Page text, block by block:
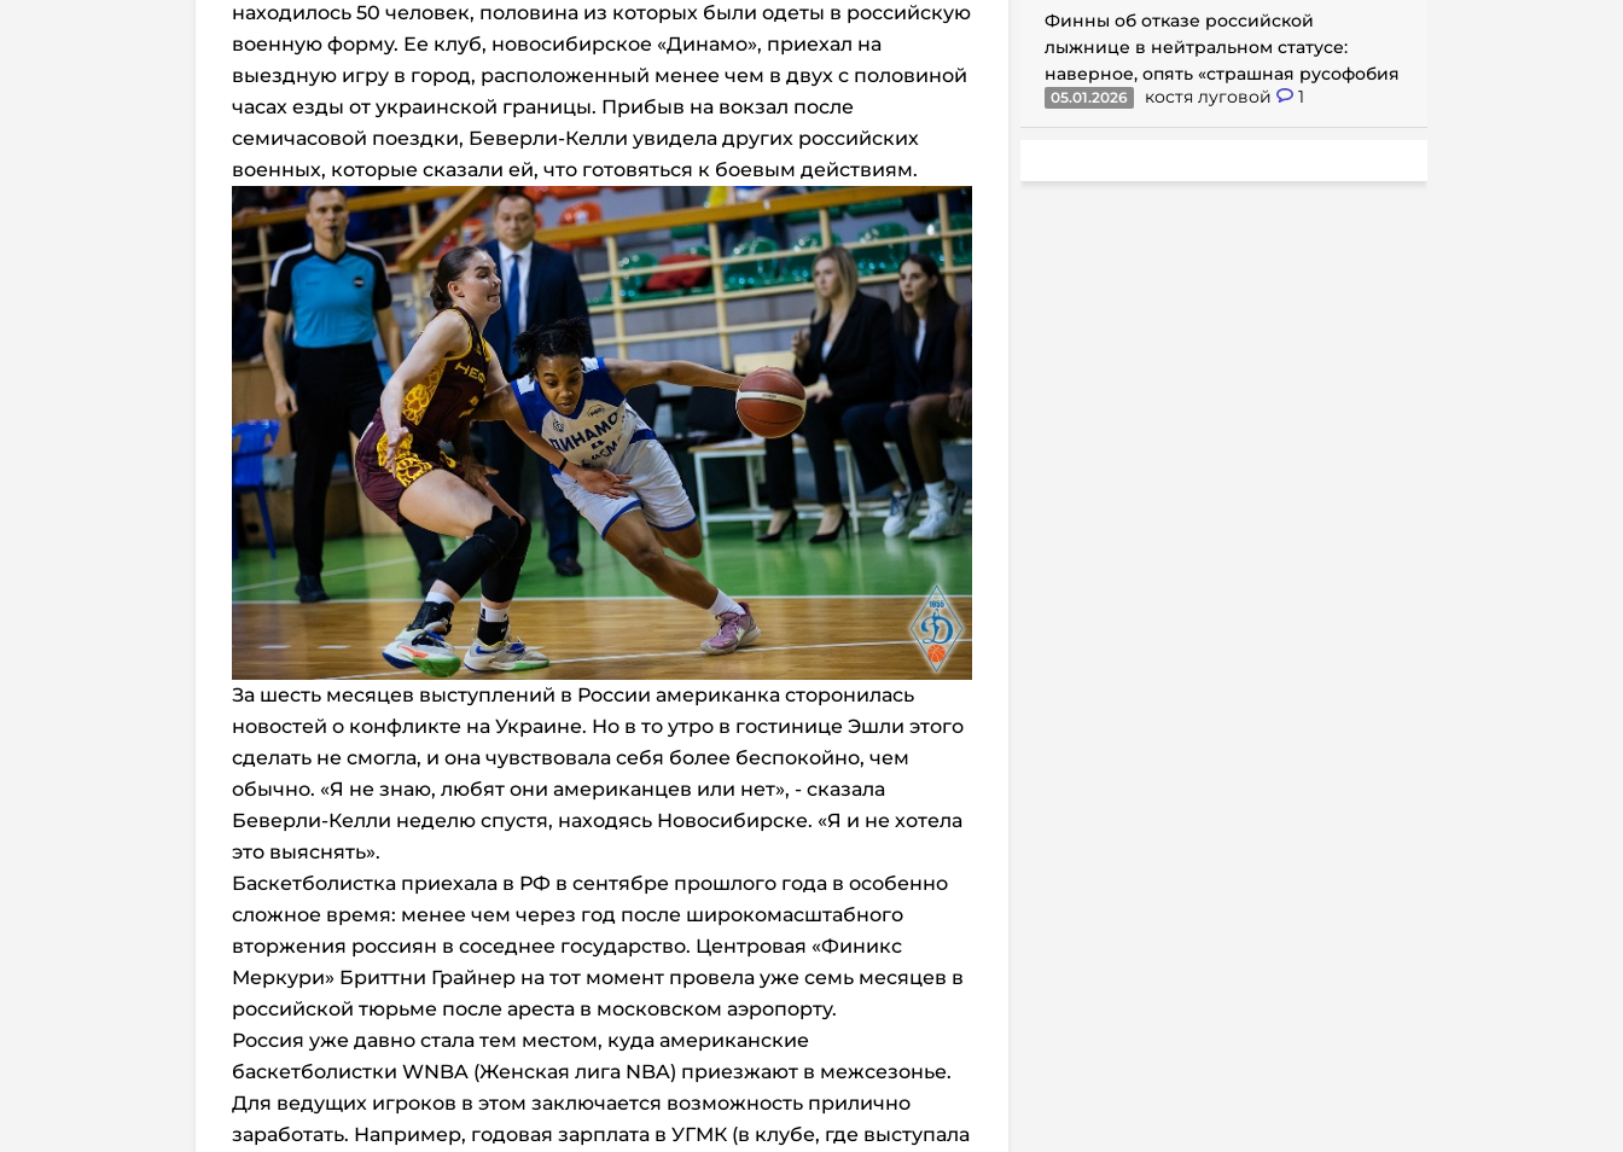
находилось 50 человек, половина из которых были одеты в российскую
военную форму. Ее клуб, новосибирское «Динамо», приехал на
выездную игру в город, расположенный менее чем в двух с половиной
часах езды от украинской границы. Прибыв на вокзал после
семичасовой поездки, Беверли-Келли увидела других российских
военных, которые сказали ей, что готовяться к боевым действиям.
За шесть месяцев выступлений в России американка сторонилась
новостей о конфликте на Украине. Но в то утро в гостинице Эшли этого
сделать не смогла, и она чувствовала себя более беспокойно, чем
обычно. «Я не знаю, любят они американцев или нет», - сказала
Беверли-Келли неделю спустя, находясь Новосибирске. «Я и не хотела
это выяснять».
Баскетболистка приехала в РФ в сентябре прошлого года в особенно
сложное время: менее чем через год после широкомасштабного
вторжения россиян в соседнее государство. Центровая «Финикс
Меркури» Бриттни Грайнер на тот момент провела уже семь месяцев в
российской тюрьме после ареста в московском аэропорту.
Россия уже давно стала тем местом, куда американские
баскетболистки WNBA (Женская лига NBA) приезжают в межсезонье.
Для ведущих игроков в этом заключается возможность прилично
заработать. Например, годовая зарплата в УГМК (в клубе, где выступала
Финны об отказе российской
лыжнице в нейтральном статусе:
наверное, опять «страшная русофобия
05.01.2026 костя луговой 1